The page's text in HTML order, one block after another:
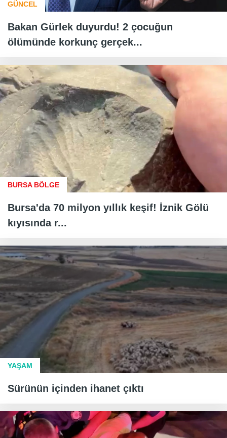
GÜNCEL
Bakan Gürlek duyurdu! 2 çocuğun
ölümünde korkunç gerçek...
BURSA BÖLGE
Bursa'da 70 milyon yıllık keşif! İznik Gölü
kıyısında r...
YAŞAM
Sürünün içinden ihanet çıktı